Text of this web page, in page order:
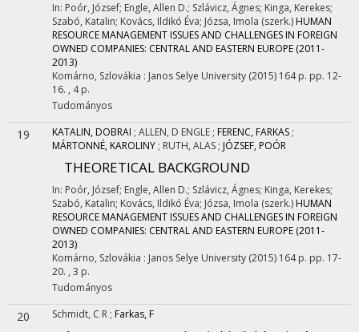
In: Poór, József; Engle, Allen D.; Szlávicz, Ágnes; Kinga, Kerekes;
Szabó, Katalin; Kovács, Ildikó Éva; Józsa, Imola (szerk.) HUMAN
RESOURCE MANAGEMENT ISSUES AND CHALLENGES IN FOREIGN
OWNED COMPANIES: CENTRAL AND EASTERN EUROPE (2011-
2013)
Komárno, Szlovákia : Janos Selye University (2015) 164 p. pp. 12-
16. , 4 p.
Tudományos
19 KATALIN, DOBRAI ; ALLEN, D ENGLE ; FERENC, FARKAS ;
MÁRTONNÉ, KAROLINY ; RUTH, ALAS ; JÓZSEF, POÓR
THEORETICAL BACKGROUND
In: Poór, József; Engle, Allen D.; Szlávicz, Ágnes; Kinga, Kerekes;
Szabó, Katalin; Kovács, Ildikó Éva; Józsa, Imola (szerk.) HUMAN
RESOURCE MANAGEMENT ISSUES AND CHALLENGES IN FOREIGN
OWNED COMPANIES: CENTRAL AND EASTERN EUROPE (2011-
2013)
Komárno, Szlovákia : Janos Selye University (2015) 164 p. pp. 17-
20. , 3 p.
Tudományos
20 Schmidt, C R ; Farkas, F